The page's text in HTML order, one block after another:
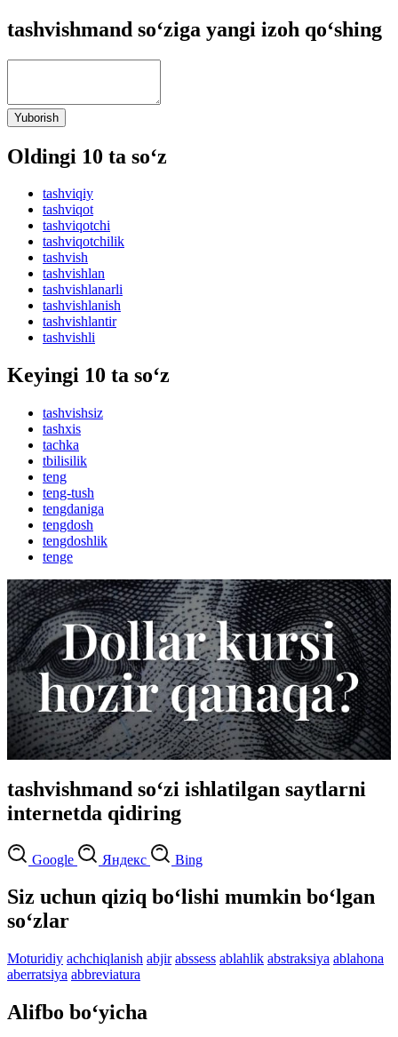
tashvishmand so‘ziga yangi izoh qo‘shing
Yuborish
Oldingi 10 ta so‘z
tashviqiy
tashviqot
tashviqotchi
tashviqotchilik
tashvish
tashvishlan
tashvishlanarli
tashvishlanish
tashvishlantir
tashvishli
Keyingi 10 ta so‘z
tashvishsiz
tashxis
tachka
tbilisilik
teng
teng-tush
tengdaniga
tengdosh
tengdoshlik
tenge
tashvishmand so‘zi ishlatilgan saytlarni
internetda qidiring
Google Яндекс Bing
Siz uchun qiziq bo‘lishi mumkin bo‘lgan
so‘zlar
Moturidiy achchiqlanish abjir abssess ablahlik abstraksiya ablahona
aberratsiya abbreviatura
Alifbo bo‘yicha